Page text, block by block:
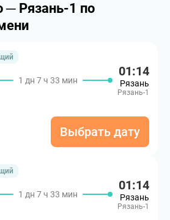
─ Рязань-1 по
1 дн 7 ч 33 мин
01:14
Рязань
Рязань-1
Выбрать дату
1 дн 7 ч 33 мин
01:14
Рязань
Рязань-1